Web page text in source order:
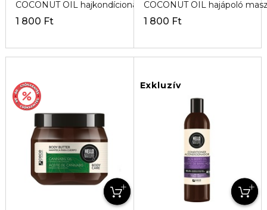
COCONUT OIL hajkondícionáló
1 800 Ft
COCONUT OIL hajápoló
1 800 Ft
Exkluzív